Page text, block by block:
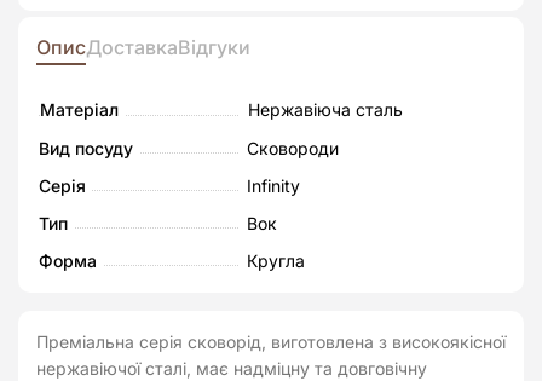
ОписДоставкаВідгуки
Матеріал
Нержавіюча сталь
Вид посуду
Сковороди
Серія
Infinity
Тип
Вок
Форма
Кругла
Преміальна серія сковорід, виготовлена з високоякісної
нержавіючої сталі, має надміцну та довговічну